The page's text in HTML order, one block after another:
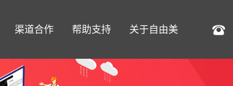
渠道合作 帮助支持 关于自由美